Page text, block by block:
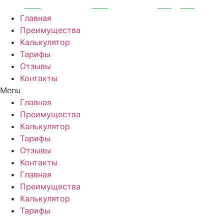
Перейти
содержимому
Главная
Преимущества
Калькулятор
Тарифы
Отзывы
Контакты
Menu
Главная
Преимущества
Калькулятор
Тарифы
Отзывы
Контакты
Главная
Преимущества
Калькулятор
Тарифы